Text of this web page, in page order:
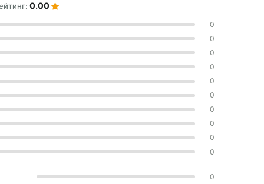
0.00
0
0
0
0
0
0
0
0
0
0
0